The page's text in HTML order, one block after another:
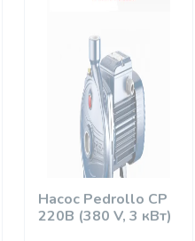
Насос Pedrollo CР
220B (380 V, 3 кВт)